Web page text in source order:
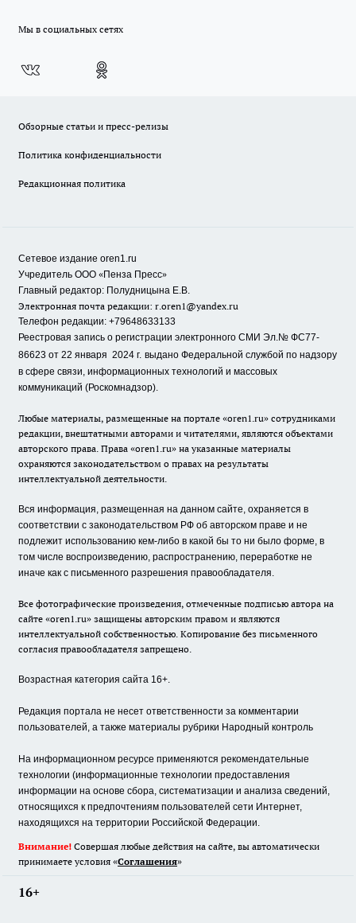
Мы в социальных сетях
Обзорные статьи и пресс-релизы
Политика конфиденциальности
Редакционная политика
Сетевое издание oren1.ru
Учредитель ООО «Пенза Пресс»
Главный редактор: Полудницына Е.В.
Электронная почта редакции: r.oren1@yandex.ru
Телефон редакции: +79648633133
Реестровая запись о регистрации электронного СМИ Эл.№ ФС77-
86623 от 22 января 2024 г. выдано Федеральной службой по надзору
в сфере связи, информационных технологий и массовых
коммуникаций (Роскомнадзор).
Любые материалы, размещенные на портале «oren1.ru» сотрудниками
редакции, внештатными авторами и читателями, являются объектами
авторского права. Права «oren1.ru» на указанные материалы
охраняются законодательством о правах на результаты
интеллектуальной деятельности.
Вся информация, размещенная на данном сайте, охраняется в
соответствии с законодательством РФ об авторском праве и не
подлежит использованию кем-либо в какой бы то ни было форме, в
том числе воспроизведению, распространению, переработке не
иначе как с письменного разрешения правообладателя.
Все фотографические произведения, отмеченные подписью автора на
сайте «oren1.ru» защищены авторским правом и являются
интеллектуальной собственностью. Копирование без письменного
согласия правообладателя запрещено.
Возрастная категория сайта 16+.
Редакция портала не несет ответственности за комментарии
пользователей, а также материалы рубрики Народный контроль
На информационном ресурсе применяются рекомендательные
технологии (информационные технологии предоставления
информации на основе сбора, систематизации и анализа сведений,
относящихся к предпочтениям пользователей сети Интернет,
находящихся на территории Российской Федерации.
Внимание! Совершая любые действия на сайте, вы автоматически
принимаете условия «Cоглашения»
16+